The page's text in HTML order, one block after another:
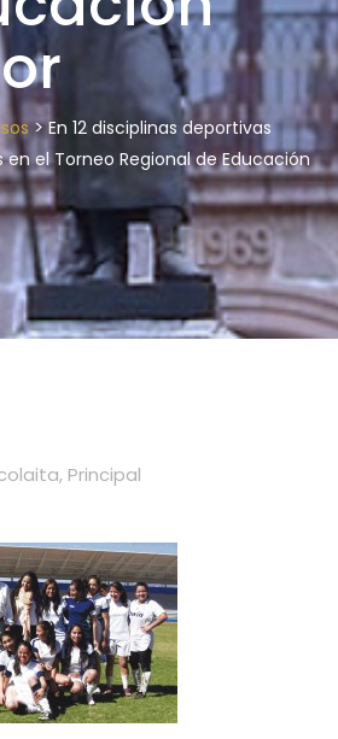
>En 12 disciplinas deportivas
el Torneo Regional de Educación
, Principal